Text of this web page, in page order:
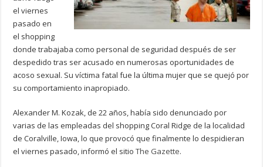
el viernes
pasado en
el shopping
donde trabajaba como personal de seguridad después de ser
despedido tras ser acusado en numerosas oportunidades de
acoso sexual. Su víctima fatal fue la última mujer que se quejó por
su comportamiento inapropiado.
Alexander M. Kozak, de 22 años, había sido denunciado por
varias de las empleadas del shopping Coral Ridge de la localidad
de Coralville, Iowa, lo que provocó que finalmente lo despidieran
el viernes pasado, informó el sitioThe Gazette.